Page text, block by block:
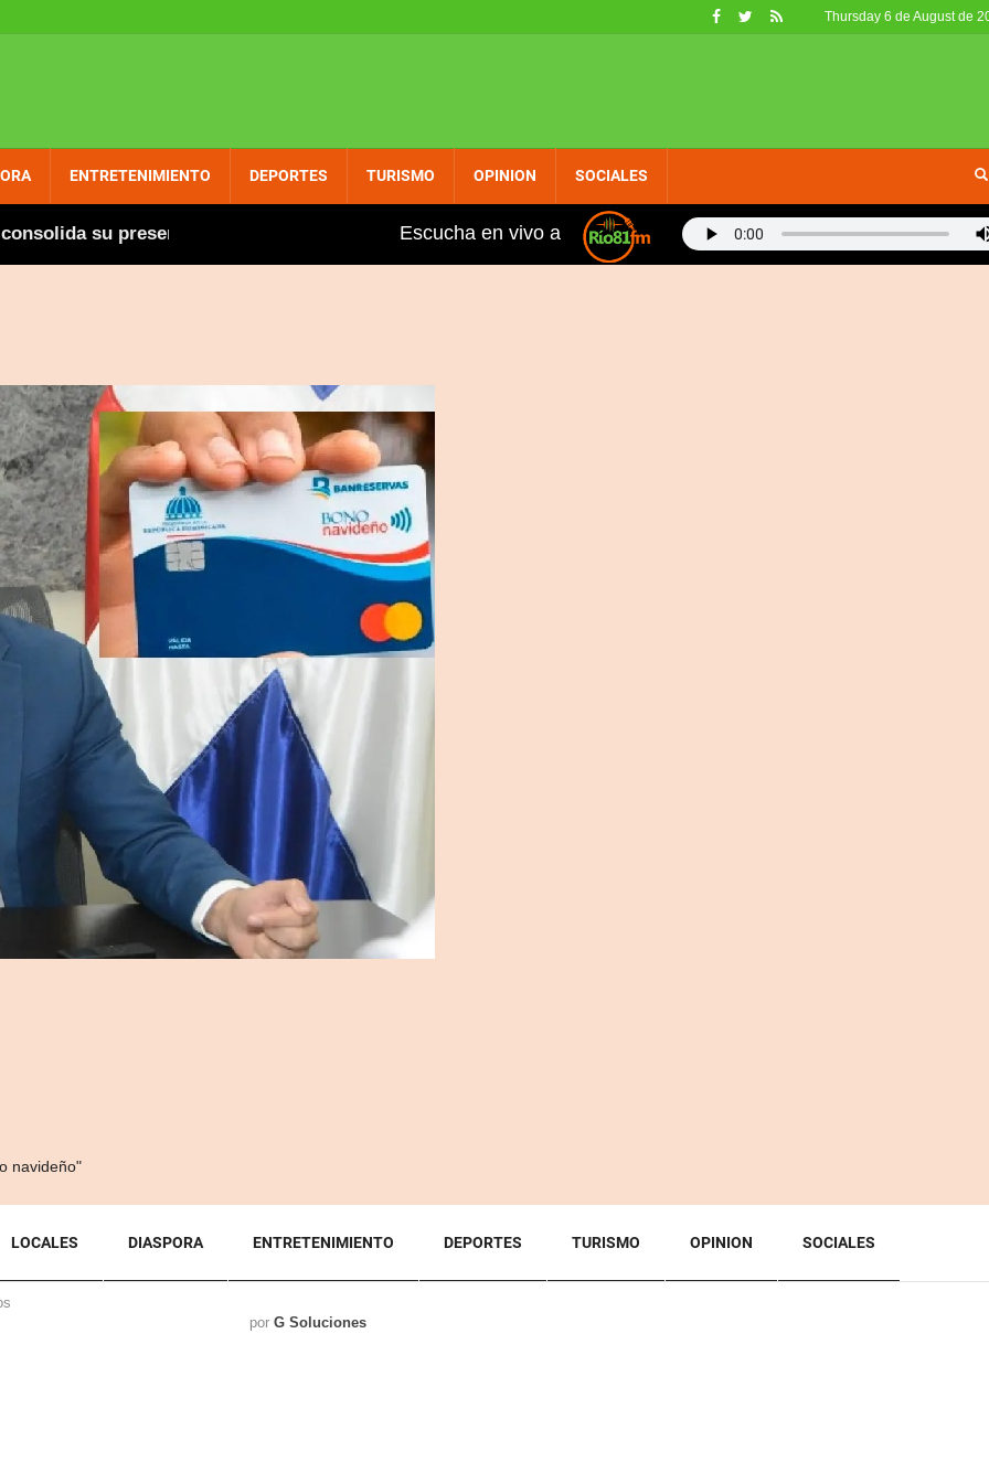
Thursday 6 de August de
ENTRETENIMIENTO DEPORTES TURISMO OPINION SOCIALES
su presencia entre dominicanos circunscripción 1-USA Agradecen al Gobierno por escuchar a las
Escucha en vivo a
navideño"
LOCALES DIASPORA ENTRETENIMIENTO DEPORTES TURISMO OPINION SOCIALES
por G Soluciones